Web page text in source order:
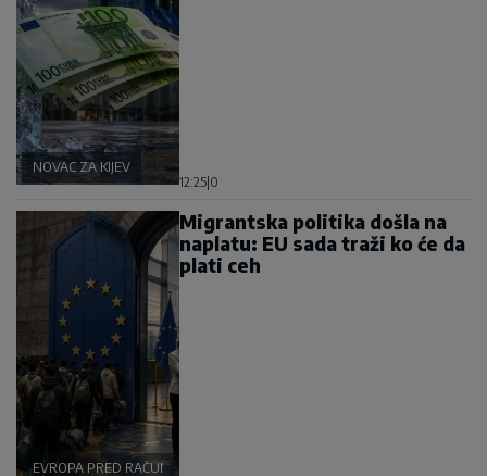
NOVAC ZA KIJEV
12:25 0
EVROPA PRED RAČUNOM
Migrantska politika došla na
naplatu: EU sada traži ko će da
plati ceh